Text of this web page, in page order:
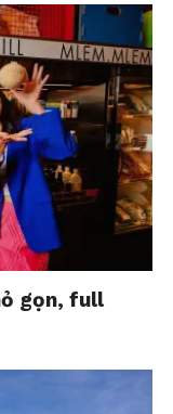
: Không có lý
đã lập gia
cho em
chê bai tiếp
trao đổi với
về những
sóc cha
phải sống
khiến
phúc
không chỉ tốt
chị B mà
gọn, full